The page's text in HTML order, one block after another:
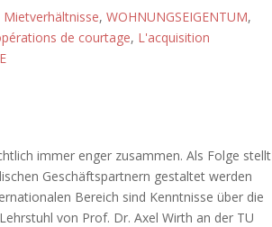
Mietverhältnisse, WOHNUNGSEIGENTUM,
de courtage, L'acquisition
immer enger zusammen. Als Folge stellt
Geschäftspartnern gestaltet werden
Bereich sind Kenntnisse über die
von Prof. Dr. Axel Wirth an der TU